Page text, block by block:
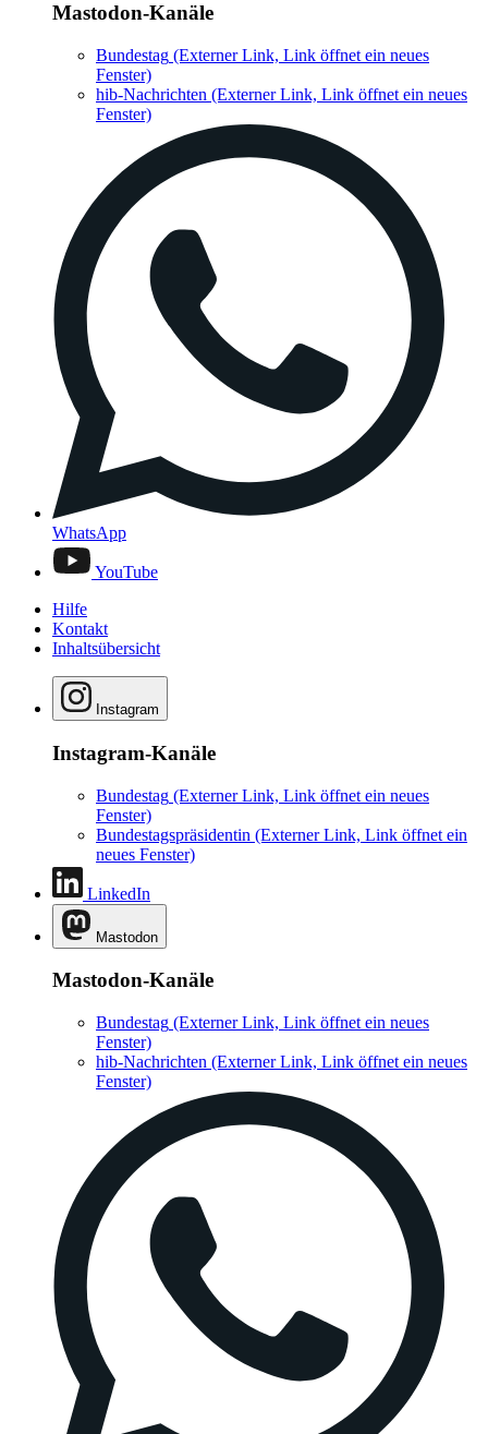
Mastodon-Kanäle
Bundestag (Externer Link, Link öffnet ein neues
Fenster)
hib-Nachrichten (Externer Link, Link öffnet ein neues
Fenster)
WhatsApp
YouTube
Hilfe
Kontakt
Inhaltsübersicht
Instagram
Instagram-Kanäle
Bundestag (Externer Link, Link öffnet ein neues
Fenster)
Bundestagspräsidentin (Externer Link, Link öffnet ein
neues Fenster)
LinkedIn
Mastodon
Mastodon-Kanäle
Bundestag (Externer Link, Link öffnet ein neues
Fenster)
hib-Nachrichten (Externer Link, Link öffnet ein neues
Fenster)